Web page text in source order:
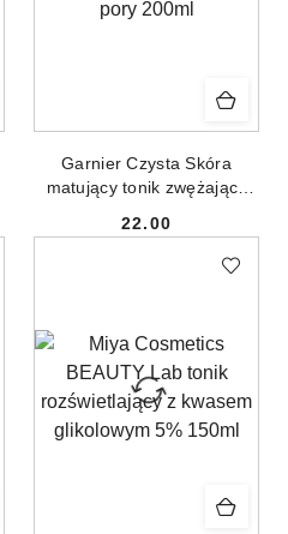
Garnier Czysta Skóra
matujący tonik zwężający
Cena:
22.00